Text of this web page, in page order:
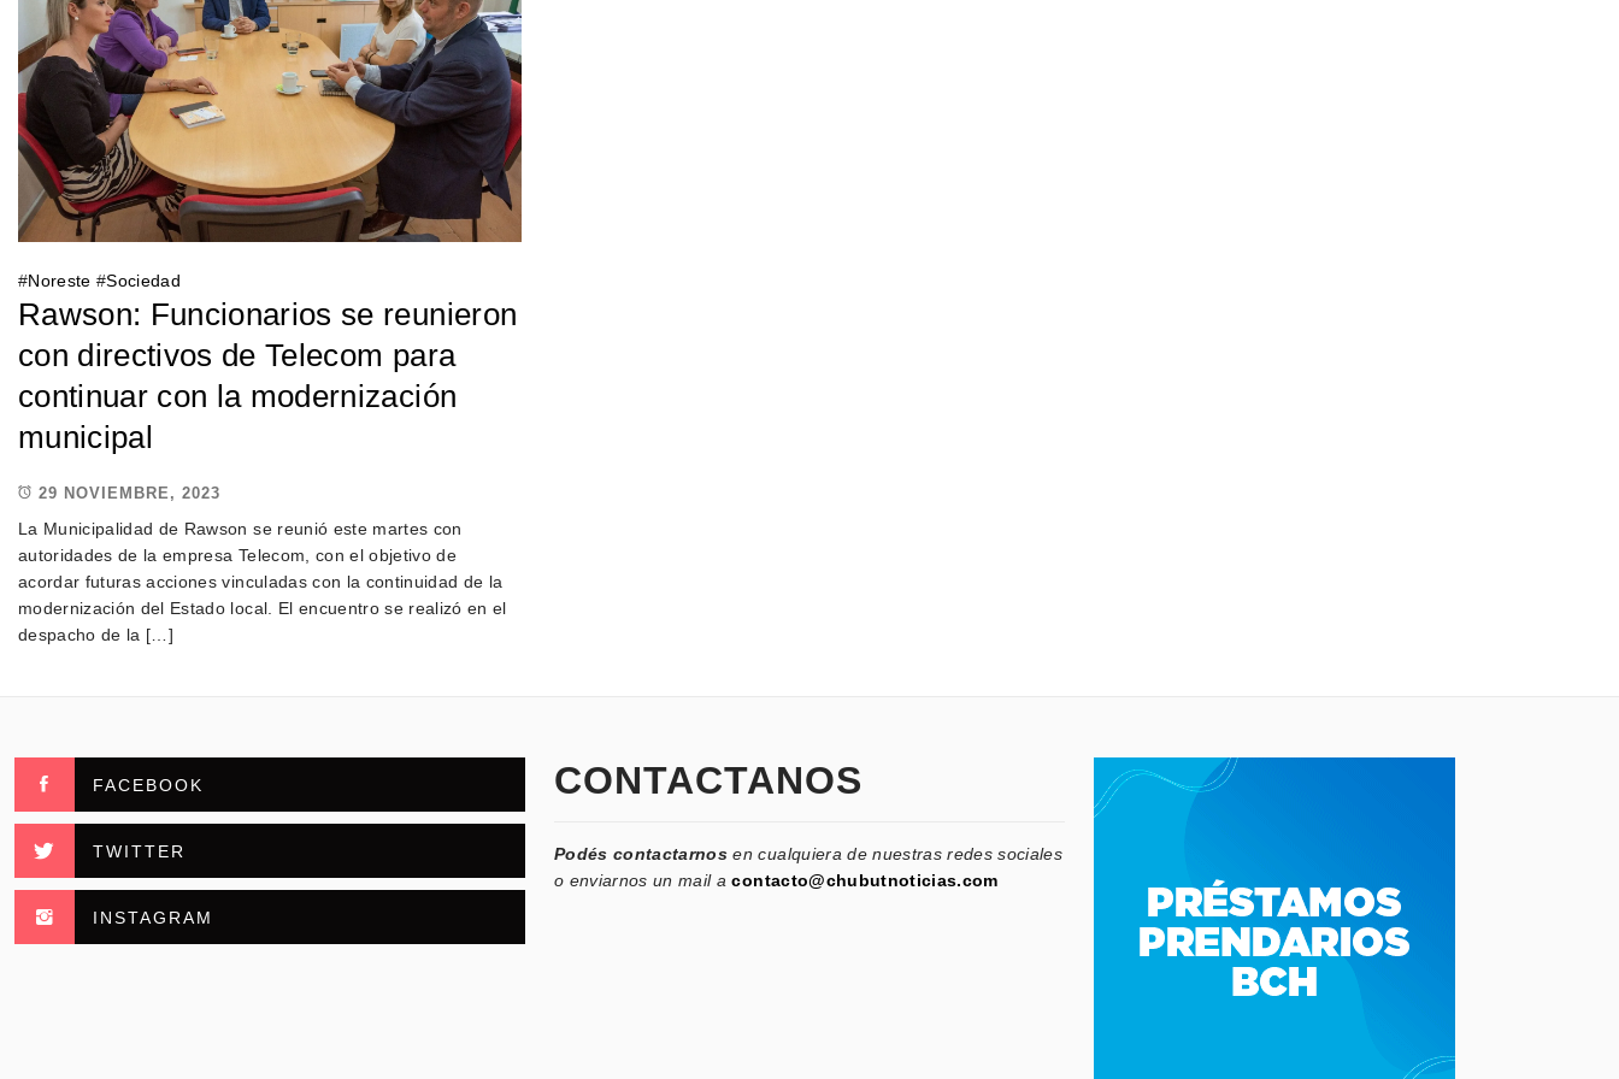
#Noreste #Sociedad
Rawson: Funcionarios se reunieron
con directivos de Telecom para
continuar con la modernización
municipal
29 NOVIEMBRE, 2023
La Municipalidad de Rawson se reunió este martes con
autoridades de la empresa Telecom, con el objetivo de
acordar futuras acciones vinculadas con la continuidad de la
modernización del Estado local. El encuentro se realizó en el
despacho de la […]
FACEBOOK
TWITTER
INSTAGRAM
CONTACTANOS
Podés contactarnos en cualquiera de nuestras redes sociales
o enviarnos un mail acontacto@chubutnoticias.com